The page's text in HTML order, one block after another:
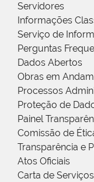
Servidores
Informações
Serviço de
Perguntas
Dados Abertos
Obras em
Processos
Proteção de
Painel
Comissão de
Transparência e
Atos Oficiais
Carta de